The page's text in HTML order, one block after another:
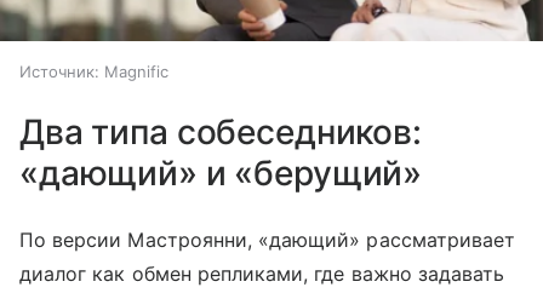
Источник: Magnific
Два типа собеседников:
«дающий» и «берущий»
По версии Мастроянни, «дающий» рассматривает
диалог как обмен репликами, где важно задавать